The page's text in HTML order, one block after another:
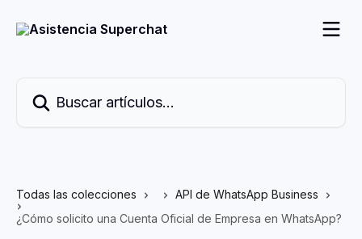
Todas las colecciones
API de WhatsApp Business
¿Cómo solicito una Cuenta Oficial de Empresa en WhatsApp?